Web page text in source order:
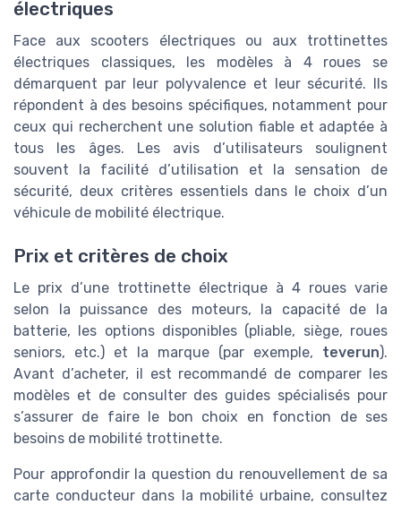
électriques
Face aux scooters électriques ou aux trottinettes
électriques classiques, les modèles à 4 roues se
démarquent par leur polyvalence et leur sécurité. Ils
répondent à des besoins spécifiques, notamment pour
ceux qui recherchent une solution fiable et adaptée à
tous les âges. Les avis d’utilisateurs soulignent
souvent la facilité d’utilisation et la sensation de
sécurité, deux critères essentiels dans le choix d’un
véhicule de mobilité électrique.
Prix et critères de choix
Le prix d’une trottinette électrique à 4 roues varie
selon la puissance des moteurs, la capacité de la
batterie, les options disponibles (pliable, siège, roues
seniors, etc.) et la marque (par exemple, teverun).
Avant d’acheter, il est recommandé de comparer les
modèles et de consulter des guides spécialisés pour
s’assurer de faire le bon choix en fonction de ses
besoins de mobilité trottinette.
Pour approfondir la question du renouvellement de sa
carte conducteur dans la mobilité urbaine, consultez